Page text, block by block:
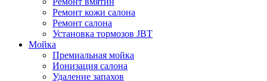
Ремонт кожи салона
Ремонт салона
Установка тормозов JBT
Мойка
Премиальная мойка
Ионизация салона
Удаление запахов